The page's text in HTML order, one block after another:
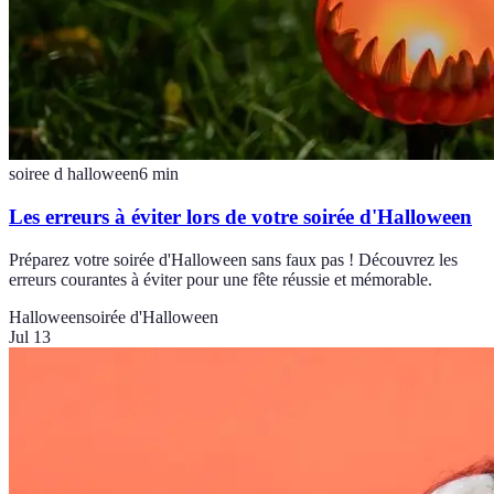
soiree d halloween6 min
Les erreurs à éviter lors de votre soirée d'Halloween
Préparez votre soirée d'Halloween sans faux pas ! Découvrez les
erreurs courantes à éviter pour une fête réussie et mémorable.
Halloweensoirée d'Halloween
Jul 13